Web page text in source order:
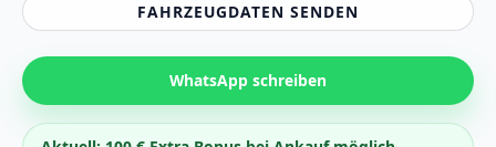
FAHRZEUGDATEN SENDEN
WhatsApp schreiben